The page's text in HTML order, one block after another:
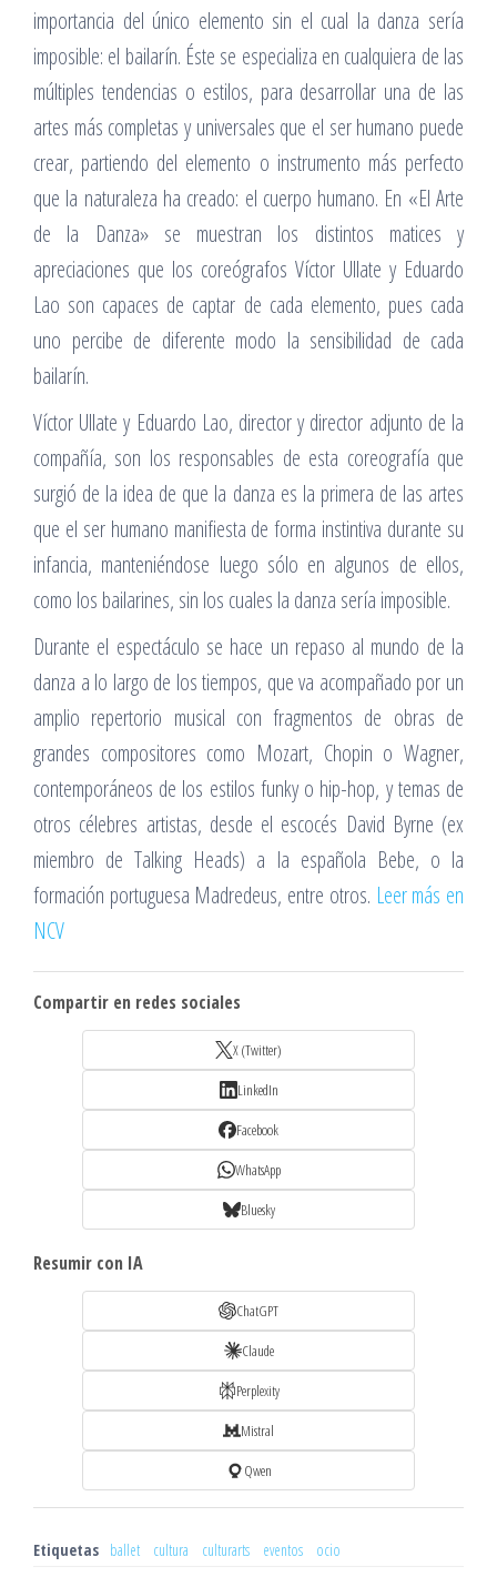
importancia del único elemento sin el cual la danza sería
imposible: el bailarín. Éste se especializa en cualquiera de las
múltiples tendencias o estilos, para desarrollar una de las
artes más completas y universales que el ser humano puede
crear, partiendo del elemento o instrumento más perfecto
que la naturaleza ha creado: el cuerpo humano. En «El Arte
de la Danza» se muestran los distintos matices y
apreciaciones que los coreógrafos Víctor Ullate y Eduardo
Lao son capaces de captar de cada elemento, pues cada
uno percibe de diferente modo la sensibilidad de cada
bailarín.
Víctor Ullate y Eduardo Lao, director y director adjunto de la
compañía, son los responsables de esta coreografía que
surgió de la idea de que la danza es la primera de las artes
que el ser humano manifiesta de forma instintiva durante su
infancia, manteniéndose luego sólo en algunos de ellos,
como los bailarines, sin los cuales la danza sería imposible.
Durante el espectáculo se hace un repaso al mundo de la
danza a lo largo de los tiempos, que va acompañado por un
amplio repertorio musical con fragmentos de obras de
grandes compositores como Mozart, Chopin o Wagner,
contemporáneos de los estilos funky o hip-hop, y temas de
otros célebres artistas, desde el escocés David Byrne (ex
miembro de Talking Heads) a la española Bebe, o la
formación portuguesa Madredeus, entre otros. Leer más en
NCV
Compartir en redes sociales
X (Twitter)
LinkedIn
Facebook
WhatsApp
Bluesky
Resumir con IA
ChatGPT
Claude
Perplexity
Mistral
Qwen
Etiquetas ballet cultura culturarts eventos ocio